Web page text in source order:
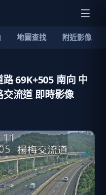
地圖查找 附近影像
69K+505 南向 中
流道 即時影像